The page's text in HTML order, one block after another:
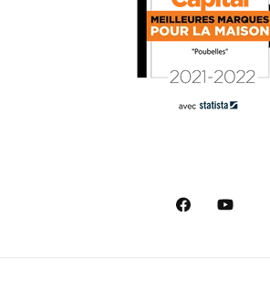
FacebookYouTube